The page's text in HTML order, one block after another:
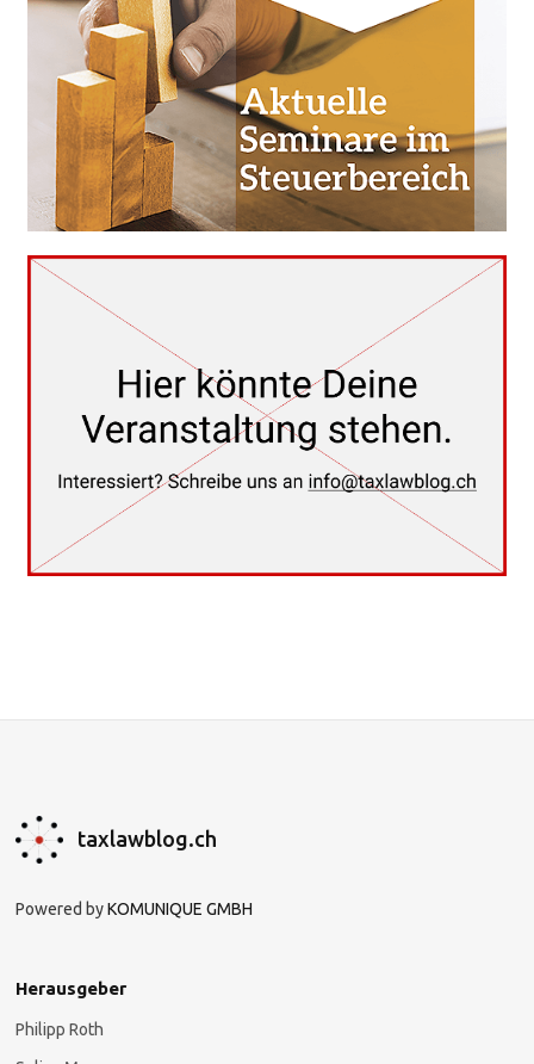
taxlawblog.ch
Powered byKOMUNIQUE GMBH
Herausgeber
Philipp Roth